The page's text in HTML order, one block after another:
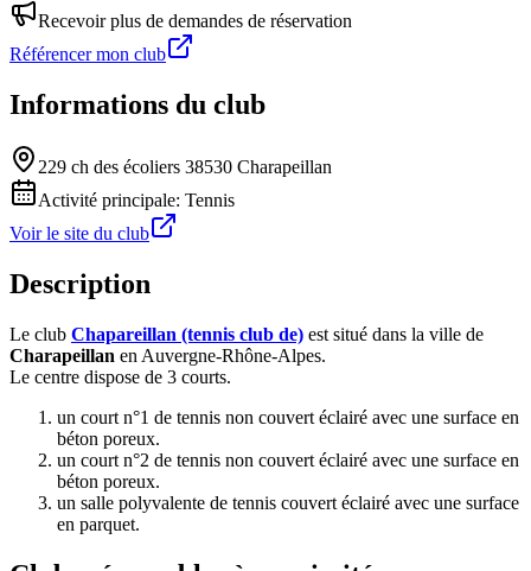
Recevoir plus de demandes de réservation
Référencer mon club
Informations du club
229 ch des écoliers 38530 Charapeillan
Activité principale: Tennis
Voir le site du club
Description
Le club Chapareillan (tennis club de) est situé dans la ville de
Charapeillan en Auvergne-Rhône-Alpes.
Le centre dispose de 3 courts.
un court n°1 de tennis non couvert éclairé avec une surface en
béton poreux.
un court n°2 de tennis non couvert éclairé avec une surface en
béton poreux.
un salle polyvalente de tennis couvert éclairé avec une surface
en parquet.